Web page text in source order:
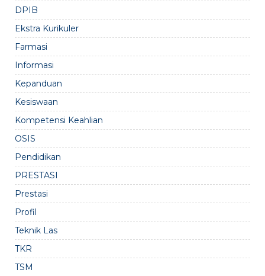
DPIB
Ekstra Kurikuler
Farmasi
Informasi
Kepanduan
Kesiswaan
Kompetensi Keahlian
OSIS
Pendidikan
PRESTASI
Prestasi
Profil
Teknik Las
TKR
TSM